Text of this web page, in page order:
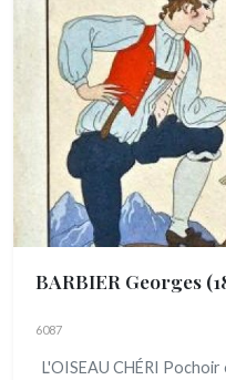
BARBIER Georges
6087
L'OISEAU CHÉRI